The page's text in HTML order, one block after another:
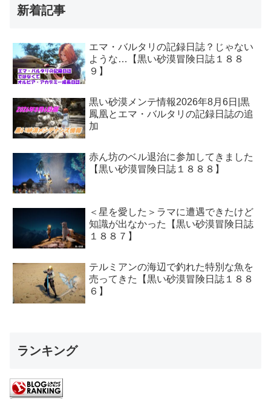
新着記事
エマ・バルタリの記録日誌？じゃない
ような…【黒い砂漠冒険日誌１８８
９】
黒い砂漠メンテ情報2026年8月6日|黒
鳳凰とエマ・バルタリの記録日誌の追
加
赤ん坊のベル退治に参加してきました
【黒い砂漠冒険日誌１８８８】
＜星を愛した＞ラマに遭遇できたけど
知識が出なかった【黒い砂漠冒険日誌
１８８７】
テルミアンの海辺で釣れた特別な魚を
売ってきた【黒い砂漠冒険日誌１８８
６】
ランキング